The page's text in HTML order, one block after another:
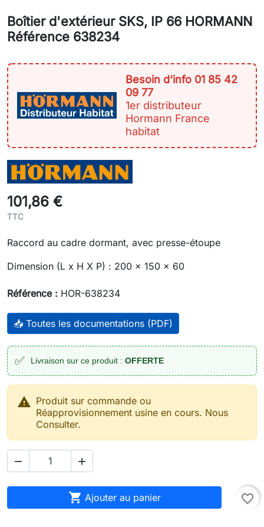
Boîtier d'extérieur SKS, IP 66 HORMANN
Référence 638234
Besoin d‘info 01 85 42
09 77
1er distributeur
Hormann France
habitat
101,86 €
TTC
Raccord au cadre dormant, avec presse-étoupe
Dimension (L x H X P) : 200 x 150 x 60
Référence : HOR-638234
📥 Toutes les documentations (PDF)
✅ Livraison sur ce produit : OFFERTE
 Produit sur commande ou
Réapprovisionnement usine en cours. Nous
Consulter.
 
 Ajouter au panier favorite_border